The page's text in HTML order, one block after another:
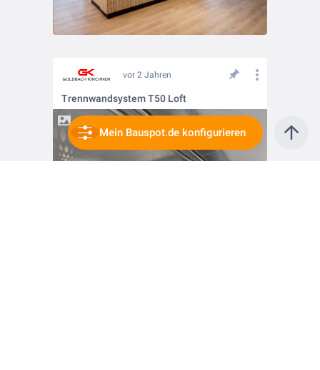
vor 2 Jahren
Trennwandsystem T50 Loft
Mein Bauspot.de konfigurieren